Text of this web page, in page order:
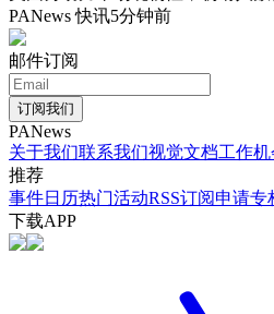
PANews 快讯5分钟前
邮件订阅
订阅我们
PANews
关于我们联系我们视觉文档工作机
推荐
事件日历热门活动RSS订阅申请专
下载APP